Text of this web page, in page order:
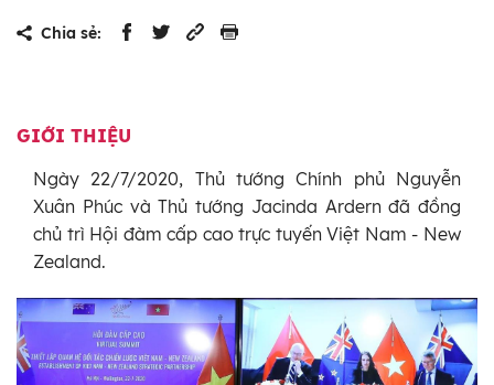
Chia sẻ:
GIỚI THIỆU
Ngày 22/7/2020, Thủ tướng Chính phủ Nguyễn
Xuân Phúc và Thủ tướng Jacinda Ardern đã đồng
chủ trì Hội đàm cấp cao trực tuyến Việt Nam - New
Zealand.